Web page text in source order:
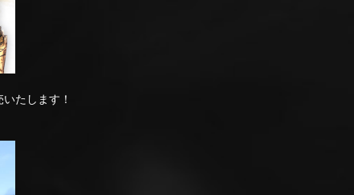
たします！